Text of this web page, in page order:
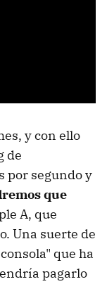
y con ello
de
por segundo y
que
A, que
Una suerte de
que ha
pagarlo